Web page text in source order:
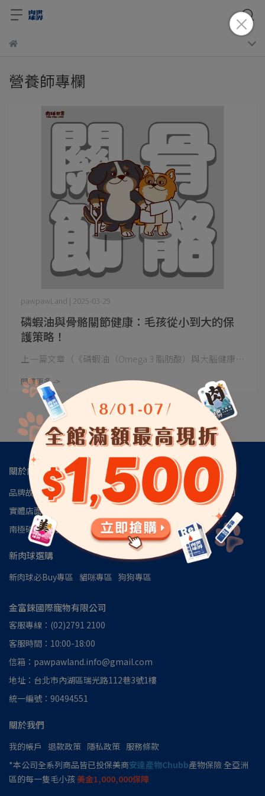
營養師專欄
磷蝦油與骨骼關節健康：毛孩從小到大的保
護策略！
pawpawLand | 2025-03-29
上一篇文章（《磷蝦油（Omega 3 脂肪酸）與大腦健康⋯
閱讀更多 ->
關於肉球
品牌故事 肉球會員專區 肉球世界官方LINE
肉球世界訂閱制
實體店面
安心檢驗報告
南極磷蝦油朔源│南極洲48區 見證推薦
新肉球選購
新肉球必Buy專區 貓咪專區 狗狗專區
金富錸國際寵物有限公司
客服專線：(02)2791 2100
客服時間：10:00-18:00
信箱：pawpawland.info@gmail.com
地址：台北市內湖區瑞光路112巷3號1樓
統一編號：90494551
關於我們
我的帳戶 退款政策 隱私政策 服務條款
*本公司全系列商品皆已投保美商安達產物Chubb產物保險 全亞洲
區的每一隻毛小孩美金1,000,000保障